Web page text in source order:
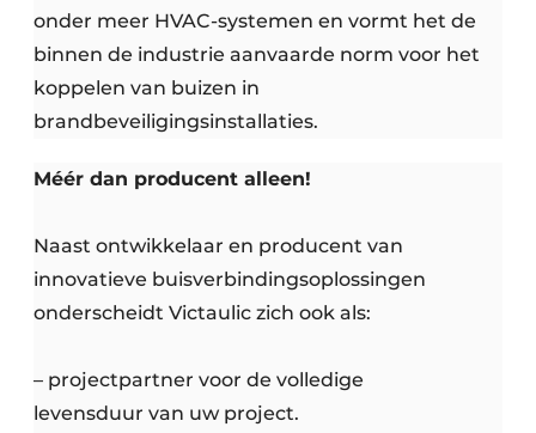
onder meer HVAC-systemen en vormt het de
binnen de industrie aanvaarde norm voor het
koppelen van buizen in
brandbeveiligingsinstallaties.
Méér dan producent alleen!
Naast ontwikkelaar en producent van
innovatieve buisverbindingsoplossingen
onderscheidt Victaulic zich ook als:
– projectpartner voor de volledige
levensduur van uw project.